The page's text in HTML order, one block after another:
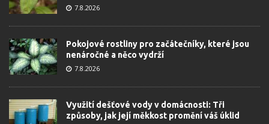
7.8.2026
Pokojové rostliny pro začátečníky, které jsou
nenáročné a něco vydrží
7.8.2026
Využití dešťové vody v domácnosti: Tři
způsoby, jak její měkkost promění váš úklid